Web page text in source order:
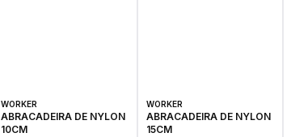
WORKER
ABRACADEIRA DE NYLON
10CM
WORKER
ABRACADEIRA DE NYLON
15CM